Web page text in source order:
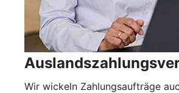
Wir wickeln Zahlungsaufträge